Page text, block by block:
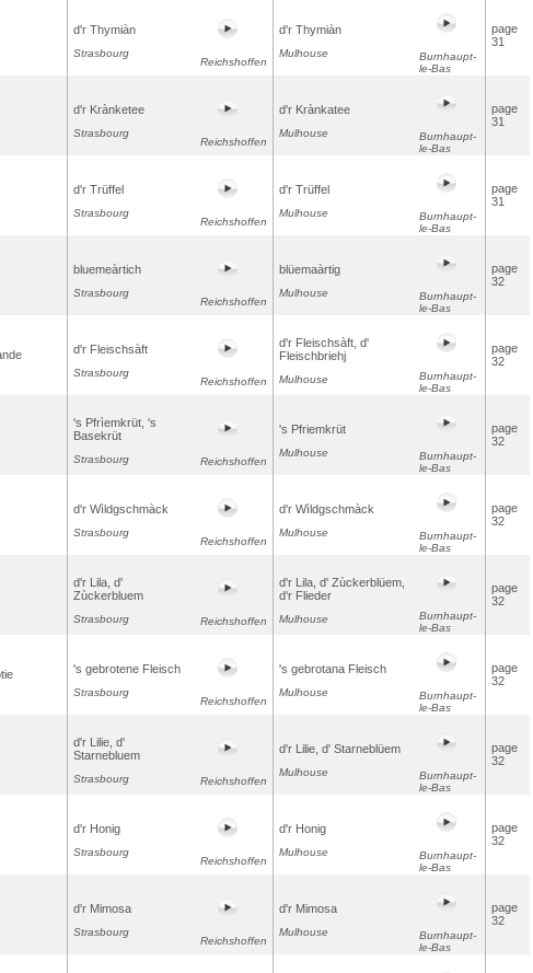
d'r Thymiàn
Strasbourg
Reichshoffen
d'r Thymiàn
Mulhouse
Burnhaupt-
le-Bas
page
31
d'r Krànketee
Strasbourg
Reichshoffen
d'r Krànkatee
Mulhouse
Burnhaupt-
le-Bas
page
31
d'r Trüffel
Strasbourg
Reichshoffen
d'r Trüffel
Mulhouse
Burnhaupt-
le-Bas
page
31
bluemeàrtich
Strasbourg
Reichshoffen
blüemaàrtig
Mulhouse
Burnhaupt-
le-Bas
page
32
d'r Fleischsàft
Strasbourg
Reichshoffen
d'r Fleischsàft, d'
Fleischbriehj
Mulhouse
Burnhaupt-
le-Bas
page
32
's Pfrìemkrüt, 's
Basekrüt
Strasbourg Reichshoffen
's Pfriemkrüt
Mulhouse
Burnhaupt-
le-Bas
page
32
d'r Wìldgschmàck
Strasbourg
Reichshoffen
d'r Wìldgschmàck
Mulhouse
Burnhaupt-
le-Bas
page
32
d'r Lila, d'
Zùckerbluem
Strasbourg Reichshoffen
d'r Lila, d' Zùckerblüem,
d'r Flieder
Mulhouse
Burnhaupt-
le-Bas
page
32
's gebrotene Fleisch
Strasbourg
Reichshoffen
's gebrotana Fleisch
Mulhouse
Burnhaupt-
le-Bas
page
32
d'r Lilie, d'
Starnebluem
Strasbourg Reichshoffen
d'r Lilie, d' Starneblüem
Mulhouse
Burnhaupt-
le-Bas
page
32
d'r Honig
Strasbourg
Reichshoffen
d'r Honig
Mulhouse
Burnhaupt-
le-Bas
page
32
d'r Mimosa
Strasbourg
Reichshoffen
d'r Mimosa
Mulhouse
Burnhaupt-
le-Bas
page
32